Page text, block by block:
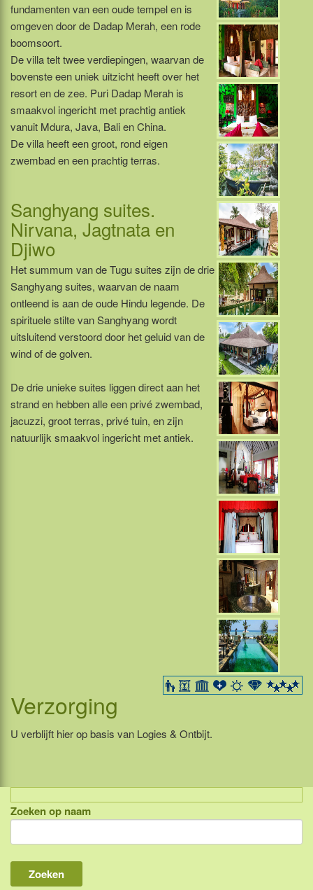
fundamenten van een oude tempel en is
omgeven door de Dadap Merah, een rode
boomsoort.
De villa telt twee verdiepingen, waarvan de
bovenste een uniek uitzicht heeft over het
resort en de zee. Puri Dadap Merah is
smaakvol ingericht met prachtig antiek
vanuit Mdura, Java, Bali en China.
De villa heeft een groot, rond eigen
zwembad en een prachtig terras.
Sanghyang suites.
Nirvana, Jagtnata en
Djiwo
Het summum van de Tugu suites zijn de drie
Sanghyang suites, waarvan de naam
ontleend is aan de oude Hindu legende. De
spirituele stilte van Sanghyang wordt
uitsluitend verstoord door het geluid van de
wind of de golven.
De drie unieke suites liggen direct aan het
strand en hebben alle een privé zwembad,
jacuzzi, groot terras, privé tuin, en zijn
natuurlijk smaakvol ingericht met antiek.
Verzorging
U verblijft hier op basis van Logies & Ontbijt.
Indonesië, eilandcombinaties
Bali
Lombok
Zoeken op naam